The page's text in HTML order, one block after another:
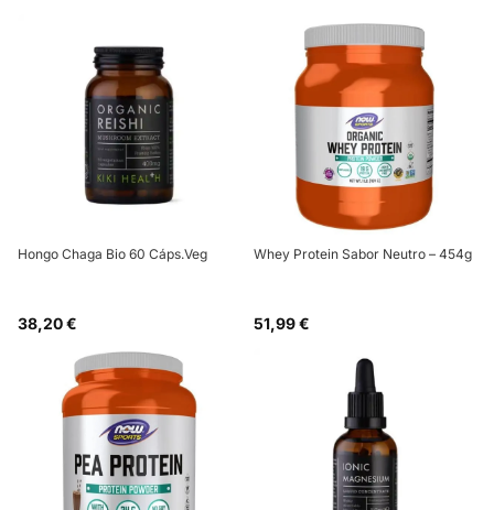
Hongo Chaga Bio 60 Cáps.Veg
38,20 €
Whey Protein Sabor Neutro – 454g
51,99 €